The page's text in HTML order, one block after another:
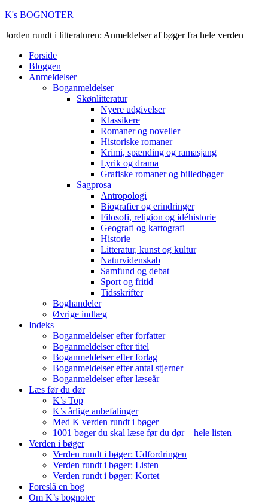
K's BOGNOTER
Jorden rundt i litteraturen: Anmeldelser af bøger fra hele verden
Forside
Bloggen
Anmeldelser
Boganmeldelser
Skønlitteratur
Nyere udgivelser
Klassikere
Romaner og noveller
Historiske romaner
Krimi, spænding og ramasjang
Lyrik og drama
Grafiske romaner og billedbøger
Sagprosa
Antropologi
Biografier og erindringer
Filosofi, religion og idéhistorie
Geografi og kartografi
Historie
Litteratur, kunst og kultur
Naturvidenskab
Samfund og debat
Sport og fritid
Tidsskrifter
Boghandeler
Øvrige indlæg
Indeks
Boganmeldelser efter forfatter
Boganmeldelser efter titel
Boganmeldelser efter forlag
Boganmeldelser efter antal stjerner
Boganmeldelser efter læseår
Læs før du dør
K’s Top
K’s årlige anbefalinger
Med K verden rundt i bøger
1001 bøger du skal læse før du dør – hele listen
Verden i bøger
Verden rundt i bøger: Udfordringen
Verden rundt i bøger: Listen
Verden rundt i bøger: Kortet
Foreslå en bog
Om K’s bognoter